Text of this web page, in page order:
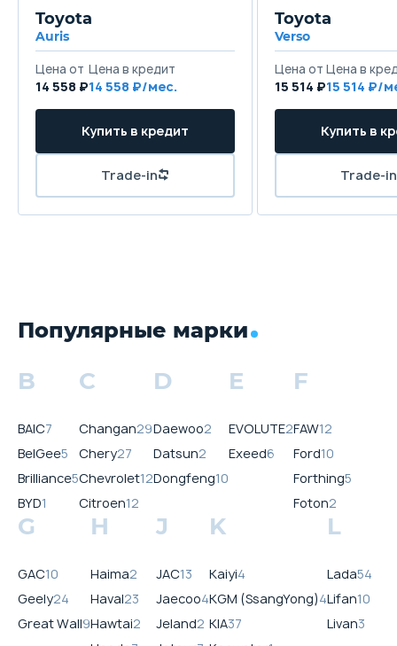
Toyota
Auris
Цена от
14 558 ₽
Цена в кредит
14 558 ₽/мес.
Купить в кредит
Trade-in
Toyota
Verso
Цена от
15 514 ₽
Цена в
15 514 ₽/
Купить в
Trade-in
Популярные марки
B
BAIC7
BelGee5
Brilliance5
BYD1
C
Changan29
Chery27
Chevrolet12
Citroen12
D
Daewoo2
Datsun2
Dongfeng10
E
EVOLUTE2
Exeed6
F
FAW12
Ford10
Forthing5
Foton2
G
GAC10
Geely24
Great Wall9
H
Haima2
Haval23
Hawtai2
J
JAC13
Jaecoo4
Jeland2
K
Kaiyi4
KGM (SsangYong)4
KIA37
L
Lada54
Lifan10
Livan3